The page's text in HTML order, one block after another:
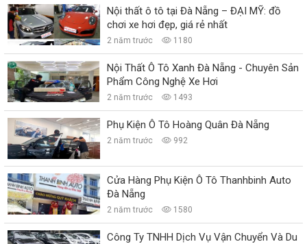
Nội thất ô tô tại Đà Nẵng – ĐẠI MỸ: đồ
chơi xe hơi đẹp, giá rẻ nhất
2 năm trước 1180
Nội Thất Ô Tô Xanh Đà Nẵng - Chuyên Sản
Phẩm Công Nghệ Xe Hơi
2 năm trước 1493
Phụ Kiện Ô Tô Hoàng Quân Đà Nẵng
2 năm trước 992
Cửa Hàng Phụ Kiện Ô Tô Thanhbinh Auto
Đà Nẵng
2 năm trước 1580
Công Ty TNHH Dịch Vụ Vận Chuyển Và Du